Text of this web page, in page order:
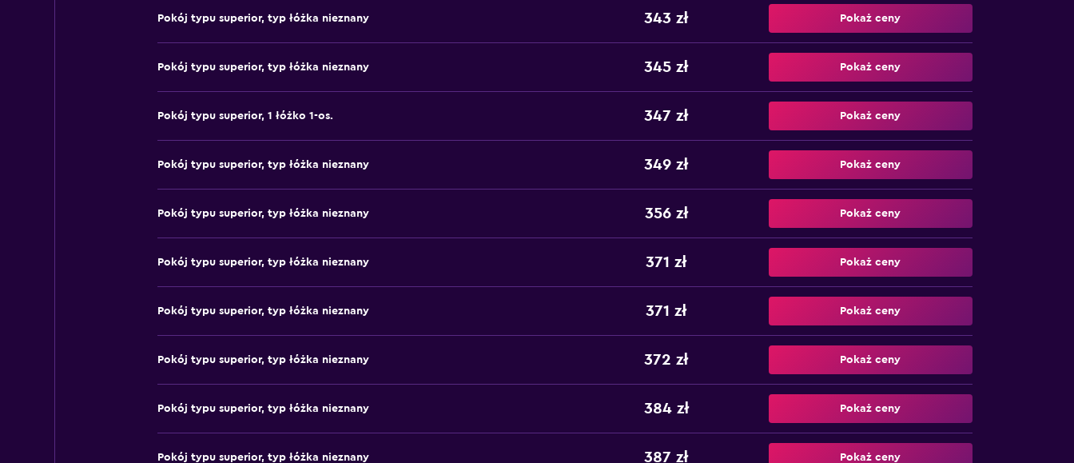
Pokój typu superior, typ łóżka nieznany 343 zł Pokaż ceny
Pokój typu superior, typ łóżka nieznany 345 zł Pokaż ceny
Pokój typu superior, 1 łóżko 1-os. 347 zł Pokaż ceny
Pokój typu superior, typ łóżka nieznany 349 zł Pokaż ceny
Pokój typu superior, typ łóżka nieznany 356 zł Pokaż ceny
Pokój typu superior, typ łóżka nieznany 371 zł Pokaż ceny
Pokój typu superior, typ łóżka nieznany 371 zł Pokaż ceny
Pokój typu superior, typ łóżka nieznany 372 zł Pokaż ceny
Pokój typu superior, typ łóżka nieznany 384 zł Pokaż ceny
Pokój typu superior, typ łóżka nieznany 387 zł Pokaż ceny